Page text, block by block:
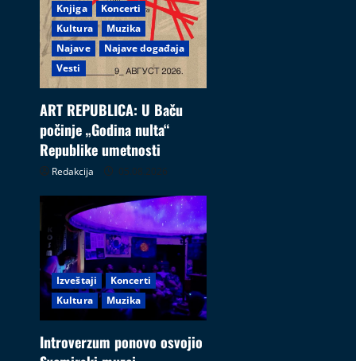
Knjiga
Koncerti
Kultura
Muzika
Najave
Najave događaja
Vesti
ART REPUBLICA: U Baču
počinje „Godina nulta“
Republike umetnosti
Redakcija 05.08.2026
Izveštaji
Koncerti
Kultura
Muzika
Introverzum ponovo osvojio